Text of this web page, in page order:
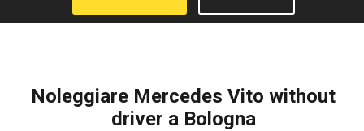
Noleggiare Mercedes Vito without
driver a Bologna